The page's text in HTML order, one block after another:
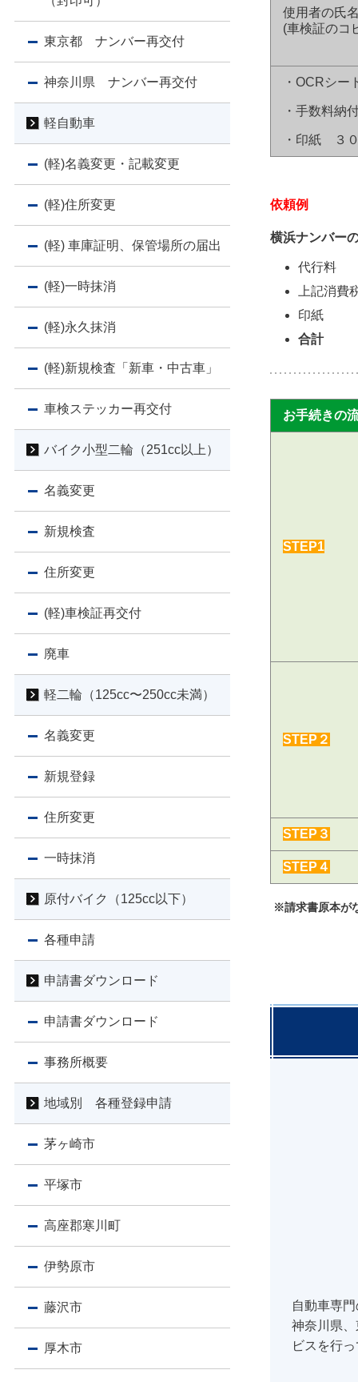
使用者の氏
(車検証の
・OCRシー
・手数料納
・印紙 ３
依頼例
横浜ナンバー
代行料
上記消
印紙
合計
お手続きの
STEP1
STEP２
STEP３
STEP４
※請求書原本が
自動車専
神奈川県
ビスを行
東京都 ナンバー再交付
神奈川県 ナンバー再交付
軽自動車
(軽)名義変更・記載変更
(軽)住所変更
(軽) 車庫証明、保管場所の届出
(軽)一時抹消
(軽)永久抹消
(軽)新規検査 「新車・中古車」
車検ステッカー再交付
バイク小型二輪（251cc以上）
名義変更
新規検査
住所変更
(軽)車検証再交付
廃車
軽二輪（125cc〜250cc未満）
名義変更
新規登録
住所変更
一時抹消
原付バイク（125cc以下）
各種申請
申請書ダウンロード
申請書ダウンロード
事務所概要
地域別 各種登録申請
茅ヶ崎市
平塚市
高座郡寒川町
伊勢原市
藤沢市
厚木市